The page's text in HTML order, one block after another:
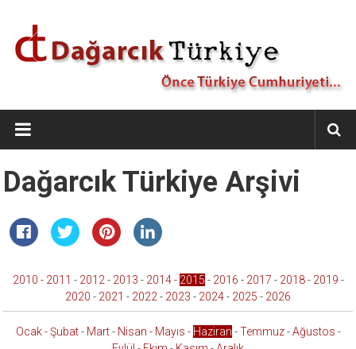
Dağarcık
Türkiye
Önce
Türkiye
Dağarcık Türkiye Arşivi
2010 - 2011 - 2012 - 2013 - 2014- 2015 - 2016 - 2017 - 2018- 2019 -
2020 - 2021 - 2022 - 2023 - 2024- 2025 - 2026
Ocak-Şubat- Mart- Nisan - Mayıs - Haziran -Temmuz-Ağustos -